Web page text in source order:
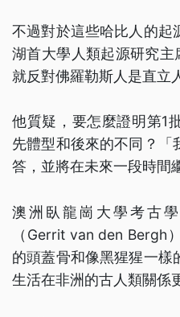
不過對於這些哈比人的起
湖首大學人類起源研究主
就反對佛羅勒斯人是直立
他質疑，要怎麼證明第1
先體型和後來的不同？「
答，並將在未來一段時間
澳洲臥龍崗大學考古
（Gerrit van den Bergh
的頭蓋骨和像黑猩猩一樣
生活在非洲的古人類關係